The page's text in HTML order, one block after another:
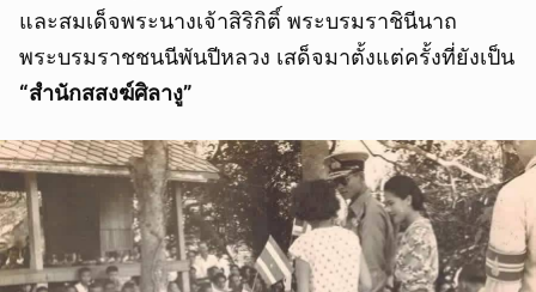
และสมเด็จพระนางเจ้าสิริกิติ์ พระบรมราชินีนาถ
พระบรมราชชนนีพันปีหลวง เสด็จมาตั้งแต่ครั้งที่ยังเป็น
“สำนักสสงฆ์ศิลางู”